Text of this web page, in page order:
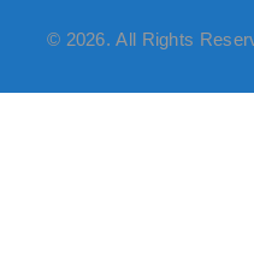
© 2026. All Rights